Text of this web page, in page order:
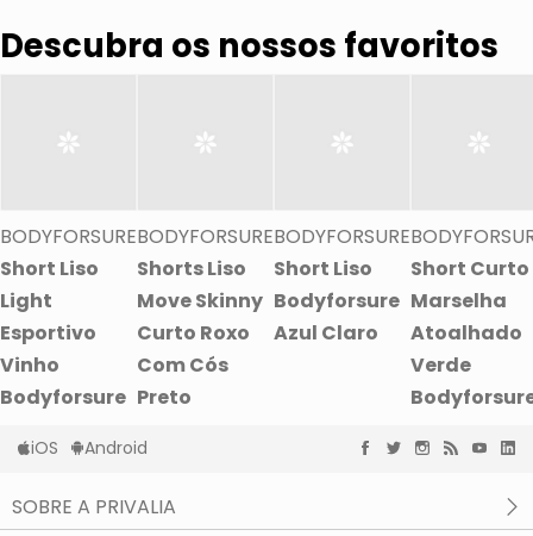
Descubra os nossos favoritos
BODYFORSURE
Short Liso
Light
Esportivo
Vinho
Bodyforsure
BODYFORSURE
Shorts Liso
Move Skinny
Curto Roxo
Com Cós
Preto
BODYFORSURE
Short Liso
Bodyforsure
Azul Claro
Short Curto
Marselha
Atoalhado
Verde
iOS Android
SOBRE A PRIVALIA